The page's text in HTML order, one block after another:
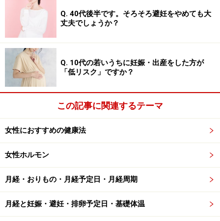
ことが原因。高齢者、体力が低下した方、内臓下垂の方
に多く見られます。そしてこのタイプの方は大体「直腸
性便秘」といって、便意を我慢していることによって直
腸の神経が鈍くなっている状態でもあることが多いので
す。
「痙攣性便秘」は逆に腸の緊張が強すぎて起こります。
過敏性腸症候群という病気の一種で、ストレス→自律神
経に影響→腸が痙攣→腸がくびれて便が通過できない、
ということから便秘が起こります。お腹が痛くなった
り、ウサギのようなころころした便が出たり、便秘と下
痢を繰り返したりするのが特徴です。
ちなみにここまでのお話はかなり慢性的な便秘をイメー
ジしていますが、その他、ストレス（腸の動きは自律神
Q. 40代後半です。そろそろ避妊をやめても大
丈夫でしょうか？
Q. 10代の若いうちに妊娠・出産をした方が
「低リスク」ですか？
この記事に関連するテーマ
女性におすすめの健康法
女性ホルモン
月経・おりもの・月経予定日・月経周期
月経と妊娠・避妊・排卵予定日・基礎体温